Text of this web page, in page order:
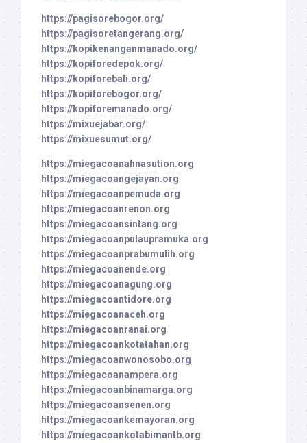
https://pagisorebogor.org/
https://pagisoretangerang.org/
https://kopikenanganmanado.org/
https://kopiforedepok.org/
https://kopiforebali.org/
https://kopiforebogor.org/
https://kopiforemanado.org/
https://mixuejabar.org/
https://mixuesumut.org/
https://miegacoanahnasution.org
https://miegacoangejayan.org
https://miegacoanpemuda.org
https://miegacoanrenon.org
https://miegacoansintang.org
https://miegacoanpulaupramuka.org
https://miegacoanprabumulih.org
https://miegacoanende.org
https://miegacoanagung.org
https://miegacoantidore.org
https://miegacoanaceh.org
https://miegacoanranai.org
https://miegacoankotatahan.org
https://miegacoanwonosobo.org
https://miegacoanampera.org
https://miegacoanbinamarga.org
https://miegacoansenen.org
https://miegacoankemayoran.org
https://miegacoankotabimantb.org